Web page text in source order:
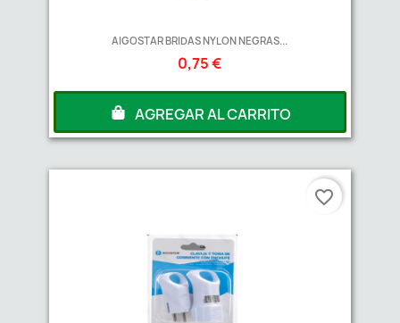
AIGOSTAR BRIDAS NYLON NEGRAS...
0,75 €
AGREGAR AL CARRITO
favorite_border